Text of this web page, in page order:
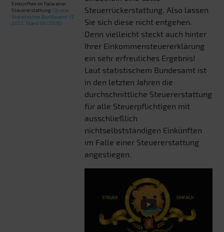
Einkünften im Falle einer
Steuererstattung (Quelle:
Statistisches Bundesamt VZ
2022, Stand 06/2026)
Steuerrückerstattung. Also lassen
Sie sich diese nicht entgehen.
Denn vielleicht steckt auch hinter
Ihrer Einkommensteuererklärung
ein sehr erfreuliches Ergebnis!
Laut statistischem Bundesamt ist
in den letzten Jahren die
durchschnittliche Steuererstattung
für alle Steuerpflichtigen mit
ausschließlich
nichtselbstständigen Einkünften
im Falle einer Steuererstattung
angestiegen.